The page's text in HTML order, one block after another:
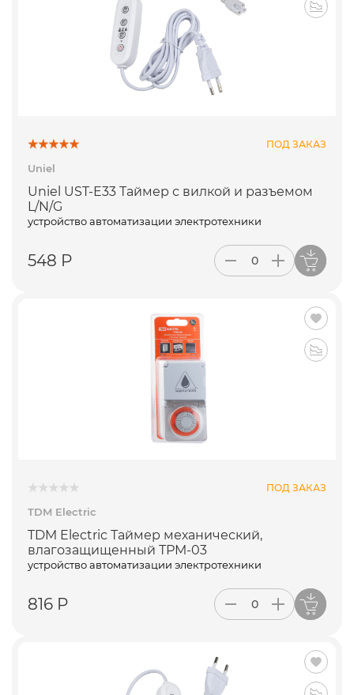
ПОД ЗАКАЗ
Uniel
Uniel UST-E33 Таймер с вилкой и разъемом
L/N/G
устройство автоматизации электротехники
548 Р
ПОД ЗАКАЗ
TDM Electric
TDM Electric Таймер механический,
влагозащищенный ТРМ-03
устройство автоматизации электротехники
816 Р